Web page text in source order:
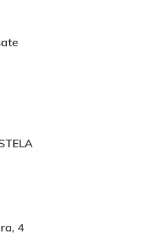
4